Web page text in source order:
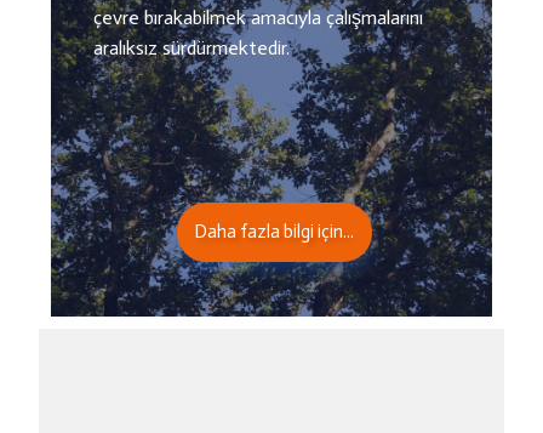
çevre bırakabilmek amacıyla çalışmalarını
aralıksız sürdürmektedir.
Daha fazla bilgi için...